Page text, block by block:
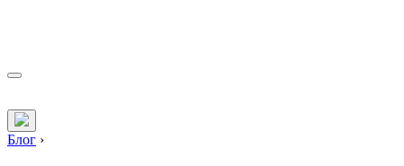
Блог ›